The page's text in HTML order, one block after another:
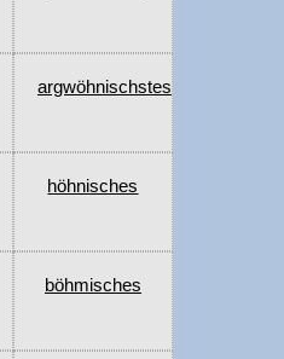
argwöhnischstes
höhnisches
böhmisches